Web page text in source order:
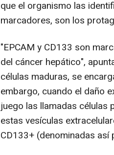
que el organismo las
marcadores, son los
"EPCAM y CD133 son
del cáncer hepático",
células maduras, se
embargo, cuando el daño
juego las llamadas células
estas vesículas
CD133+ (denominadas